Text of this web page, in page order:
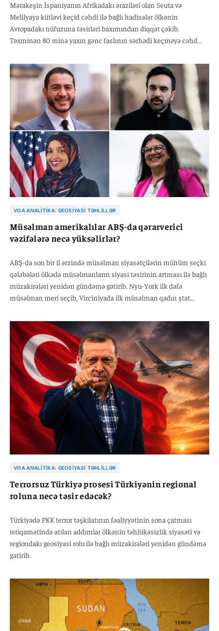
Mərakeşin İspaniyanın Afrikadakı əraziləri olan Seuta və
Melilyaya kütləvi keçid cəhdi ilə bağlı hadisələr ölkənin
Avropadakı nüfuzuna təsirləri baxımından diqqət çəkib.
Təxminən 80 minə yaxın gənc faslının sərhədi keçməyə cəhd
hadisənin koordinasiyalı şəkildə baş verməsi bu prosesin adi
miqrasiya dalğası olmadığı barədə iddiaları gücləndirib.
VOA ANALITIKA: GEOSIYASI TƏHLILLƏR
Müsəlman amerikalılar ABŞ-da qərarverici
vəzifələrə necə yüksəlirlər?
ABŞ-da son bir il ərzində müsəlman siyasətçilərin mühüm seçki
qələbələri ölkədə müsəlmanların siyasi təsirinin artması ilə bağlı
müzakirələri yenidən gündəmə gətirib. Nyu-York ilk dəfə
müsəlman meri seçib, Virciniyada ilk müsəlman qadın ştat
müsəlman namizəd Senata gedən yolda mühüm uğur qazanıb.
VOA ANALITIKA: GEOSIYASI TƏHLILLƏR
Terrorsuz Türkiyə prosesi Türkiyənin regional
roluna necə təsir edəcək?
Türkiyədə PKK terror təşkilatının fəaliyyətinin sona çatması
istiqamətində atılan addımlar ölkənin təhlükəsizlik siyasəti və
regiondakı geosiyasi rolu ilə bağlı müzakirələri yenidən gündəmə
gətirib.